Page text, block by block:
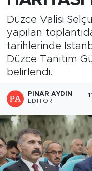
Düzce Valisi
yapılan
tarihlerinde
Düzce Tanıtım
belirlendi.
PINAR AYDIN
EDITÖR
Yerel Haber
Öncü Radyo
Öncü TV İzle
Tüm Manşetler
Son Dakika
Haber Arşivi